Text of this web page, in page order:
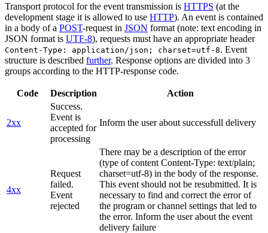
Transport protocol for the event transmission is HTTPS (at the
development stage it is allowed to use HTTP). An event is contained
in a body of a POST-request in JSON format (note: text encoding in
JSON format is UTF-8), requests must have an appropriate header
Content-Type: application/json; charset=utf-8. Event
structure is described further. Response options are divided into 3
groups according to the HTTP-response code.
Code Description Action
2xx
Success.
Event is
accepted for
processing
Inform the user about successfull delivery
4xx
Request
failed.
Event
rejected
There may be a description of the error
(type of content Content-Type: text/plain;
charset=utf-8) in the body of the response.
This event should not be resubmitted. It is
necessary to find and correct the error of
the program or channel settings that led to
the error. Inform the user about the event
delivery failure